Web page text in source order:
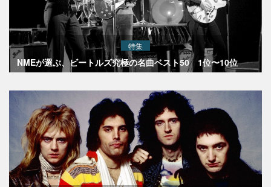
特集
NMEが選ぶ、ビートルズ究極の名曲ベスト50 1位〜10位